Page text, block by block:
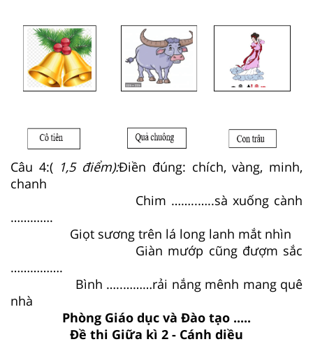
Câu 4:(1,5 điểm):Điền đúng: chích, vàng, minh,
chanh
Chim ……..…..sà xuống cành
………….
Giọt sương trên lá long lanh mắt nhìn
Giàn mướp cũng đượm sắc
…………….
Bình …..………rải nắng mênh mang quê
nhà
Phòng Giáo dục và Đào tạo .....
Đề thi Giữa kì 2 - Cánh diều